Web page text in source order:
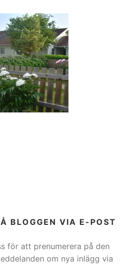
BLOGGEN VIA E-POST
för att prenumerera på den
om nya inlägg via